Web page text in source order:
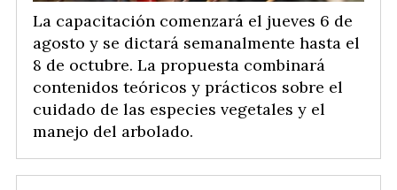
La capacitación comenzará el jueves 6 de
agosto y se dictará semanalmente hasta el
8 de octubre. La propuesta combinará
contenidos teóricos y prácticos sobre el
cuidado de las especies vegetales y el
manejo del arbolado.